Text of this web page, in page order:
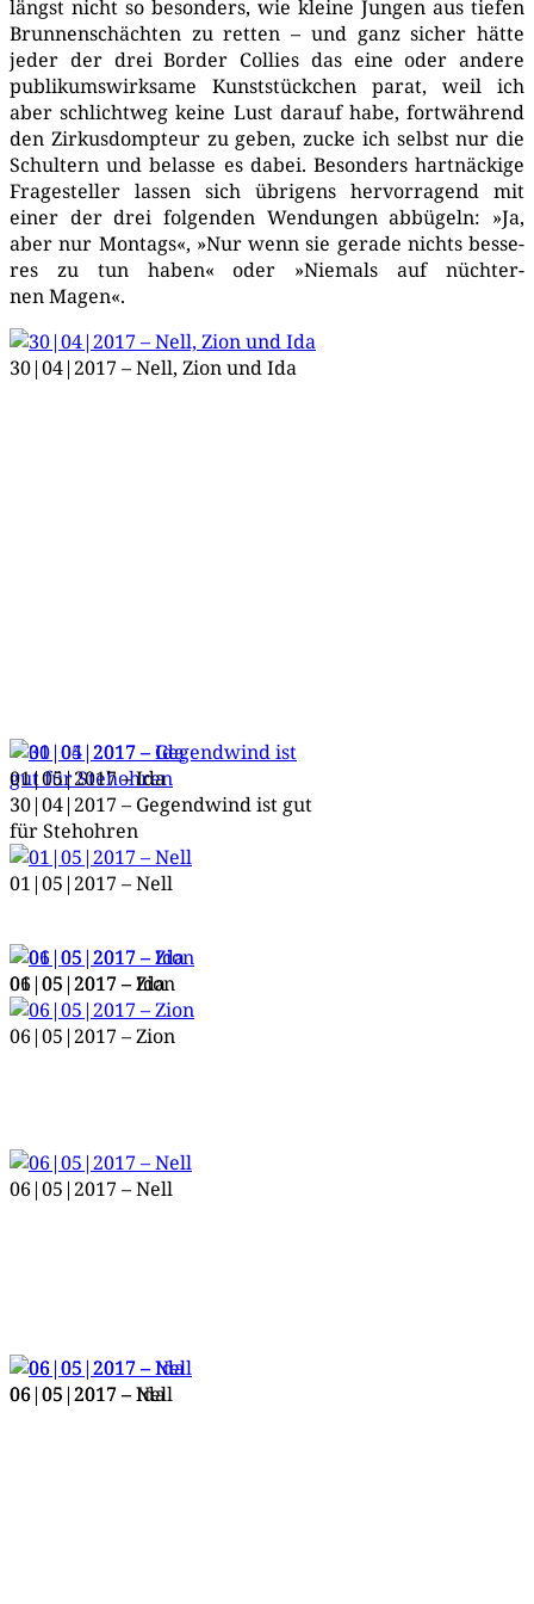
längst nicht so beson­ders, wie klei­ne Jun­gen aus tie­fen
Brun­nen­schäch­ten zu ret­ten – und ganz sicher hät­te
jeder der drei Bor­der Col­lies das eine oder ande­re
publi­kums­wirk­sa­me Kunst­stück­chen parat, weil ich
aber schlicht­weg kei­ne Lust dar­auf habe, fort­wäh­rend
den Zir­kus­domp­teur zu geben, zucke ich selbst nur die
Schul­tern und belas­se es dabei. Beson­ders hart­nä­cki­ge
Fra­ge­stel­ler las­sen sich übri­gens her­vor­ra­gend mit
einer der drei fol­gen­den Wen­dun­gen abbü­geln: »Ja,
aber nur Mon­tags«, »Nur wenn sie gera­de nichts bes­se­
res zu tun haben« oder »Nie­mals auf nüch­ter­
nen Magen«.
30|04|2017 – Nell, Zion und Ida
30|04|2017 – Gegen­d­wind ist gut
für Stehohren
01|05|2017 – Nell
01|05|2017 – Ida
01|05|2017 – Zion
06|05|2017 – Nell
06|05|2017 – Ida
06|05|2017 – Zion
06|05|2017 – Nell
06|05|2017 – Ida